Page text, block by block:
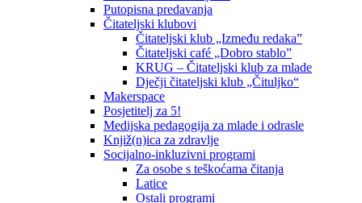
Putopisna predavanja
Čitateljski klubovi
Čitateljski klub „Između redaka”
Čitateljski café „Dobro stablo”
KRUG – Čitateljski klub za mlade
Dječji čitateljski klub „Čituljko“
Makerspace
Posjetitelj za 5!
Medijska pedagogija za mlade i odrasle
Knjiž(n)ica za zdravlje
Socijalno-inkluzivni programi
Za osobe s teškoćama čitanja
Latice
Ostali programi